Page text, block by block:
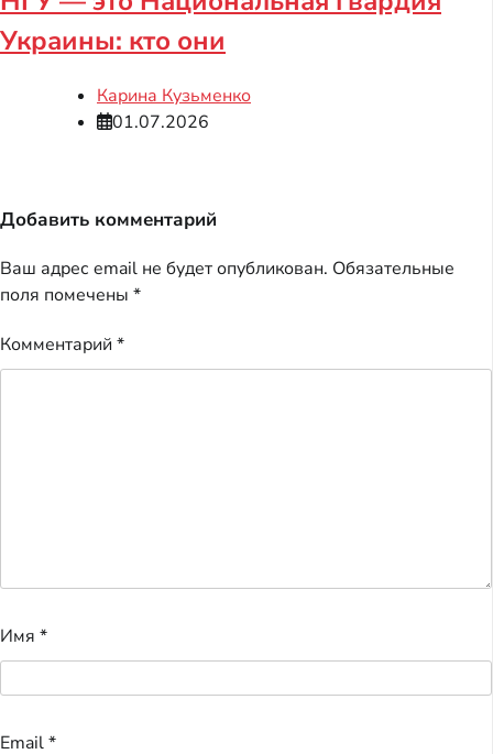
Украины: кто они
Карина Кузьменко
01.07.2026
Добавить комментарий
Ваш адрес email не будет опубликован. Обязательные
поля помечены *
Комментарий *
Имя *
Email*